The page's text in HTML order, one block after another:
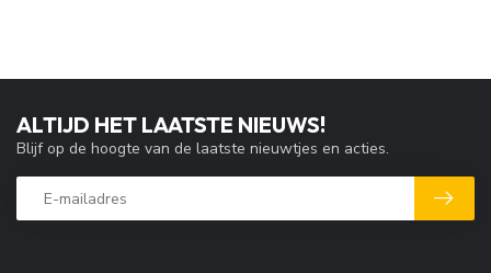
ALTIJD HET LAATSTE NIEUWS!
Blijf op de hoogte van de laatste nieuwtjes en acties.